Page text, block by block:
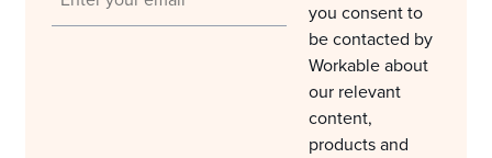
you consent to
be contacted by
Workable about
our relevant
content,
products and